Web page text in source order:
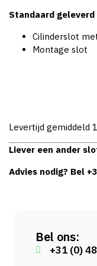
Standaard
Cilinderslot
Montage slot
Levertijd gemiddeld
Liever een ander
Advies nodig? Bel
Bel ons:
+31 (0)